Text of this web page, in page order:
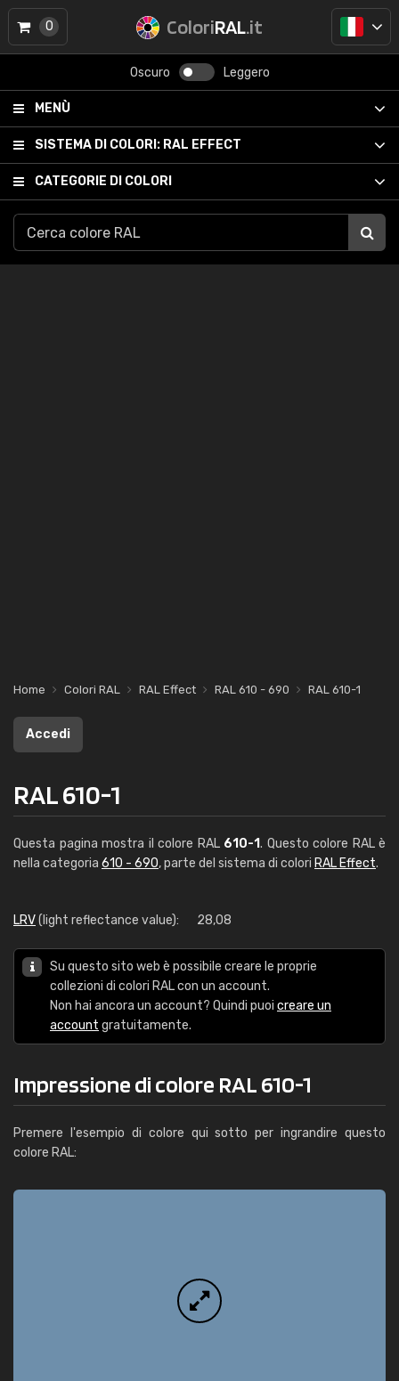
ColoriRAL.it
Oscuro Leggero
MENÙ
SISTEMA DI COLORI: RAL EFFECT
CATEGORIE DI COLORI
0
Home Colori RAL RAL Effect RAL 610 - 690 RAL 610-1
Accedi
RAL 610-1
Questa pagina mostra il colore RAL 610-1. Questo colore RAL è
nella categoria 610 - 690, parte del sistema di colori RAL Effect.
LRV(light reflectance value): 28,08
Su questo sito web è possibile creare le proprie
collezioni di colori RAL con un account.
Non hai ancora un account? Quindi puoi creare un
account gratuitamente.
Impressione di colore RAL 610-1
Premere l'esempio di colore qui sotto per ingrandire questo
colore RAL: